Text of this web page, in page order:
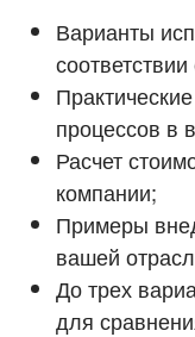
Варианты
процессов в
Расчет
компании;
Примеры
вашей
До трех
для